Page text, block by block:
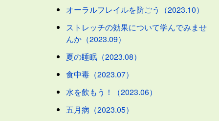
オーラルフレイルを防ごう（2023.10）
ストレッチの効果について学んでみませ
んか（2023.09）
夏の睡眠（2023.08）
食中毒（2023.07）
水を飲もう！（2023.06）
五月病（2023.05）